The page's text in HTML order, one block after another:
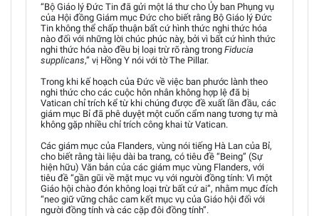
“Bộ Giáo lý Đức Tin đã gửi một lá thư cho Ủy ban Phụng vụ
của Hội đồng Giám mục Đức cho biết rằng Bộ Giáo lý Đức
Tin không thể chấp thuận bất cứ hình thức nghi thức hóa
nào đối với những lời chúc phúc này, bởi vì bất cứ hình thức
nghi thức hóa nào đều bị loại trừ rõ ràng trong Fiducia
supplicans,” vị Hồng Y nói với tờ The Pillar.
Trong khi kế hoạch của Đức về việc ban phước lành theo
nghi thức cho các cuộc hôn nhân không hợp lệ đã bị
Vatican chỉ trích kể từ khi chúng được đề xuất lần đầu, các
giám mục Bỉ đã phê duyệt một cuốn cẩm nang tương tự mà
không gặp nhiều chỉ trích công khai từ Vatican.
Các giám mục của Flanders, vùng nói tiếng Hà Lan của Bỉ,
cho biết rằng tài liệu dài ba trang, có tiêu đề “Being” (Sự
hiện hữu) Văn bản của các giám mục vùng Flanders, với
tiêu đề “gần gũi về mặt mục vụ với người đồng tính: Vì một
Giáo hội chào đón không loại trừ bất cứ ai”, nhằm mục đích
“neo giữ vững chắc cam kết mục vụ của Giáo hội đối với
người đồng tính và các cặp đôi đồng tính”.